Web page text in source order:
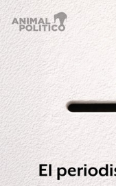
Por su insistencia
vive el líder
que será así.
Analistas y expertos
BBC Mundo han
Chávez el día 10
absoluta” y
Quienes defienden
chavista ya habría
formalmente